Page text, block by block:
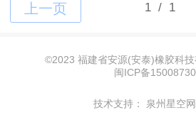
©2023 福建省安源(安泰)橡胶科
闽ICP备
技术支持： 泉州星空